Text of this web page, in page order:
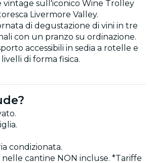
vintage sull'iconico Wine Trolley
Livermore Valley.
di degustazione di vini in tre
con un pranzo su ordinazione.
accessibili in sedia a rotelle e
di forma fisica.
condizionata.
cantine NON incluse. *Tariffe